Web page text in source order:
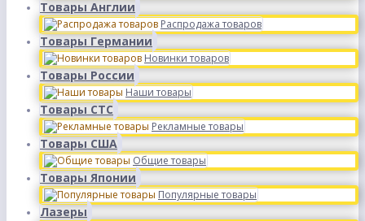
Товары Англии
Распродажа товаров
Товары Германии
Новинки товаров
Товары России
Наши товары
Товары СТС
Рекламные товары
Товары США
Общие товары
Товары Японии
Популярные товары
Лазеры